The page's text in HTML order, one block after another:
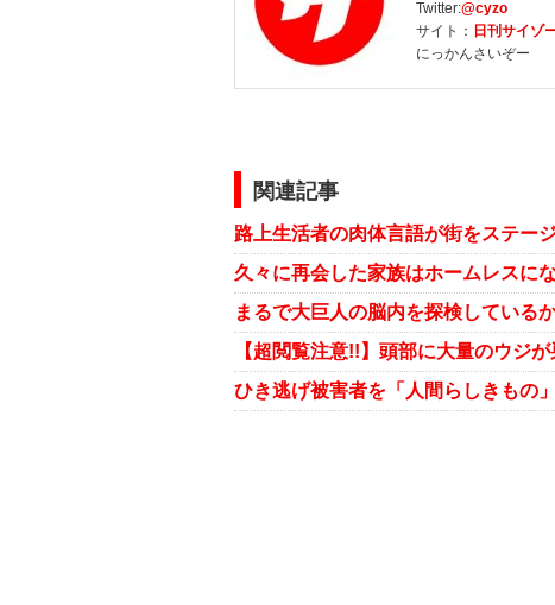
Twitter:@cyzo
サイト： 日刊サイゾ
にっかんさいぞー
関連記事